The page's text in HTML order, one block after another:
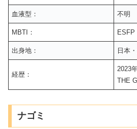
血液型： 不明
MBTI： ESFP
出身地： 日本
経歴：
2023
THE
ナゴミ